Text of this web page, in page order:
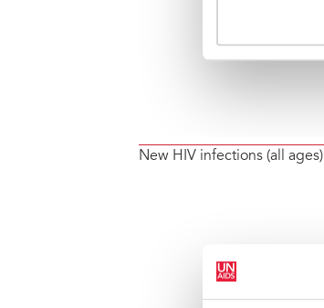
New HIV infections (all ages)